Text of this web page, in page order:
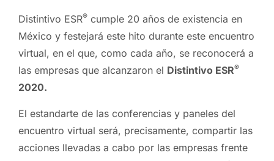
Distintivo ESR® cumple 20 años de existencia en
México y festejará este hito durante este encuentro
virtual, en el que, como cada año, se reconocerá a
las empresas que alcanzaron el Distintivo ESR®
2020.
El estandarte de las conferencias y paneles del
encuentro virtual será, precisamente, compartir las
acciones llevadas a cabo por las empresas frente